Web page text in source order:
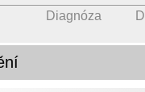
Diagnóza